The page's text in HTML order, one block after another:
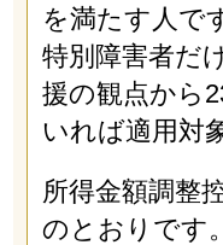
を満たす人で
特別障害者だ
援の観点から
いれば適用対
所得金額調整
のとおりです。